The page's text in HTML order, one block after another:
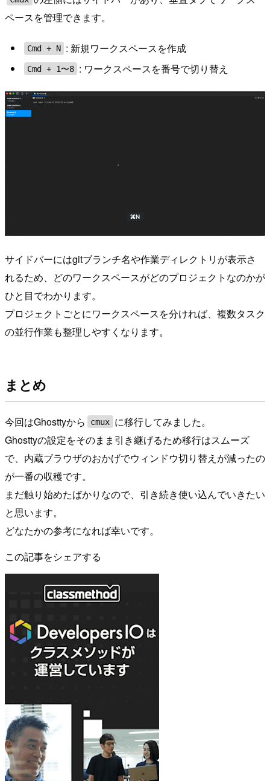
ペースを管理できます。
Cmd + N : 新規ワークスペースを作成
Cmd + 1〜8 : ワークスペースを番号で切り替え
サイドバーにはgitブランチ名や作業ディレクトリが表示さ
れるため、どのワークスペースがどのプロジェクトなのかが
ひと目でわかります。
プロジェクトごとにワークスペースを分ければ、複数タスク
の並行作業も整理しやすくなります。
まとめ
今回はGhosttyから cmux に移行してみました。
Ghosttyの設定をそのまま引き継げるため移行はスムーズ
で、内蔵ブラウザのおかげでウィンドウ切り替えが減ったの
が一番の収穫です。
まだ触り始めたばかりなので、引き続き使い込んでいきたい
と思います。
どなたかの参考になれば幸いです。
この記事をシェアする